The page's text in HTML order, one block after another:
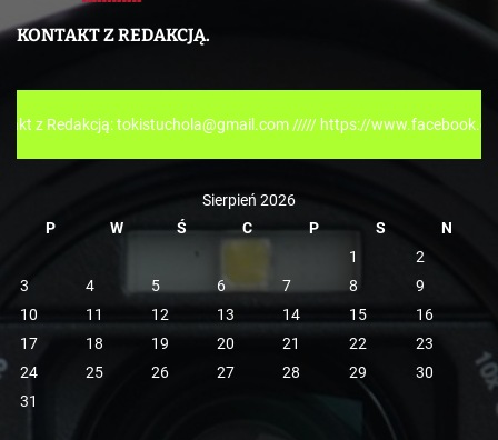
e
i
e
KONTAKT Z REDAKCJĄ.
tokistuchola@gmail.com ///// https://www.facebook.com/
Sierpień 2026
P
W Ś C P S
N
1
2
3
4 5 6 7 8
9
10
11 12 13 14 15
16
17
18 19 20 21 22
23
24
25 26 27 28 29
30
31